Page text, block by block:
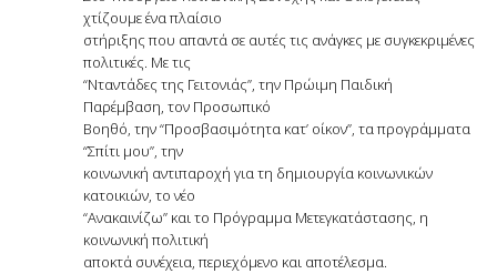
χτίζουμε ένα πλαίσιο
στήριξης που απαντά σε αυτές τις ανάγκες με συγκεκριμένες
πολιτικές. Με τις
“Νταντάδες της Γειτονιάς”, την Πρώιμη Παιδική
Παρέμβαση, τον Προσωπικό
Βοηθό, την “Προσβασιμότητα κατ’ οίκον”, τα προγράμματα
“Σπίτι μου”, την
κοινωνική αντιπαροχή για τη δημιουργία κοινωνικών
κατοικιών, το νέο
“Ανακαινίζω” και το Πρόγραμμα Μετεγκατάστασης, η
κοινωνική πολιτική
αποκτά συνέχεια, περιεχόμενο και αποτέλεσμα.